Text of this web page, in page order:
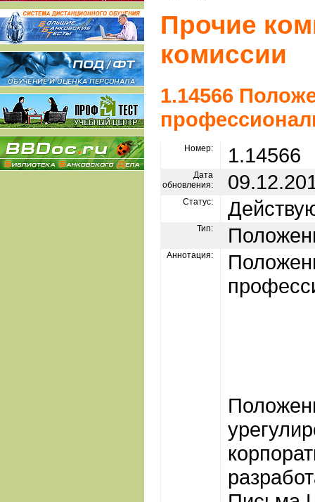
Прочие
комиссии
1.14566
Номер: 1.14566
Дата
обновления:
Статус:
Тип:
Аннотация: